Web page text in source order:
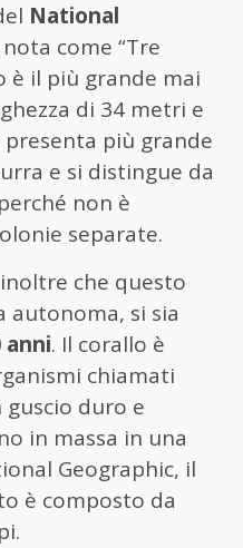
National
nota come “Tre
è il più grande mai
di 34 metri e
presenta più grande
e si distingue da
non è
separate.
che questo
si sia
anni. Il corallo è
chiamati
duro e
in massa in una
Geographic, il
è composto da